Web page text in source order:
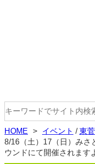
HOME イベント /東
8/16（土）17（日）みさ
ウンドにて開催されます